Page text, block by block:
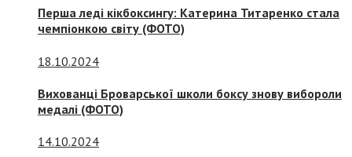
Перша леді кікбоксингу: Катерина Титаренко стала
чемпіонкою світу (ФОТО)
18.10.2024
Вихованці Броварської школи боксу знову вибороли
медалі (ФОТО)
14.10.2024